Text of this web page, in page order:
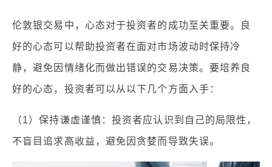
伦敦银交易中，心态对于投资者的成功至关重要。良
好的心态可以帮助投资者在面对市场波动时保持冷
静，避免因情绪化而做出错误的交易决策。要培养良
好的心态，投资者可以从以下几个方面入手：
（1）保持谦虚谨慎：投资者应认识到自己的局限性，
不盲目追求高收益，避免因贪婪而导致失误。